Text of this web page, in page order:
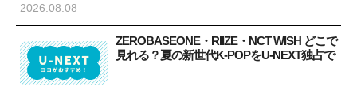
2026.08.08
ZEROBASEONE・RIIZE・NCT WISH どこで
見れる？夏の新世代K-POPをU-NEXT独占で